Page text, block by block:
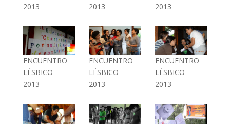
2013
2013
2013
ENCUENTRO
LÉSBICO -
2013
ENCUENTRO
LÉSBICO -
2013
ENCUENTRO
LÉSBICO -
2013